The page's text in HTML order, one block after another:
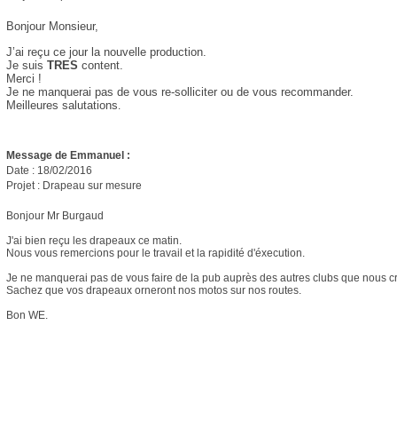
Bonjour Monsieur,
J’ai reçu ce jour la nouvelle production.
Je suis TRES content.
Merci !
Je ne manquerai pas de vous re-solliciter ou de vous recommander.
Meilleures salutations.
Message de Emmanuel :
Date : 18/02/2016
Projet : Drapeau sur mesure
Bonjour Mr Burgaud
J'ai bien reçu les drapeaux ce matin.
Nous vous remercions pour le travail et la rapidité d'éxecution.
Je ne manquerai pas de vous faire de la pub auprès des autres clubs que nous
Sachez que vos drapeaux orneront nos motos sur nos routes.
Bon WE.